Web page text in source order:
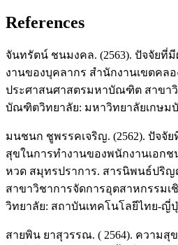
References
จันทรัตน์ ชนมงคล. (2563). ปัจจัยที่
งานของบุคลากร สํานักงานเขตคล
ประศาสนศาสตรมหาบัณฑิต สาขา
บัณฑิตวิทยาลัย: มหาวิทยาลัยเกษม
มนชนก ชูพรรคเจริญ. (2562). ปัจจั
สุขในการทำงานของพนักงานเอกช
หวด สมุทรปราการ. สารนิพนธ์ปริ
สาขาวิชาการจัดการอุตสาหกรรม
วิทยาลัย: สถาบันเทคโนโลยีไทย-ญี่
สายพิน ยาสุวรรณ. ( 2564). ความสุ